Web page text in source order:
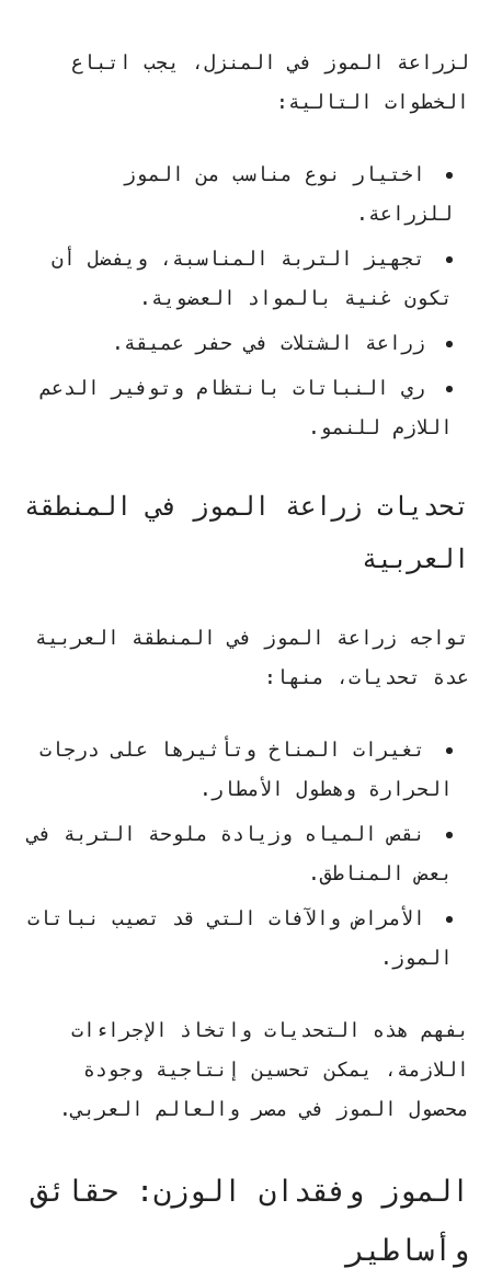
لزراعة الموز في المنزل، يجب اتباع
الخطوات التالية:
اختيار نوع مناسب من الموز
للزراعة.
تجهيز التربة المناسبة، ويفضل أن
تكون غنية بالمواد العضوية.
زراعة الشتلات في حفر عميقة.
ري النباتات بانتظام وتوفير الدعم
اللازم للنمو.
تحديات زراعة الموز في المنطقة
العربية
تواجه زراعة الموز في المنطقة العربية
عدة تحديات، منها:
تغيرات المناخ وتأثيرها على درجات
الحرارة وهطول الأمطار.
نقص المياه وزيادة ملوحة التربة في
بعض المناطق.
الأمراض والآفات التي قد تصيب نباتات
الموز.
بفهم هذه التحديات واتخاذ الإجراءات
اللازمة، يمكن تحسين إنتاجية وجودة
محصول الموز في مصر والعالم العربي.
الموز وفقدان الوزن: حقائق
وأساطير